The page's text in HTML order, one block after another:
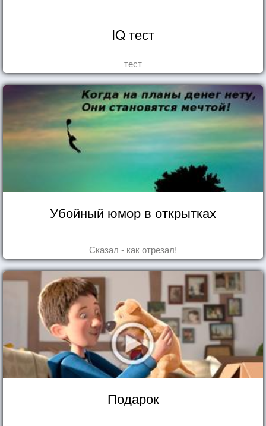
IQ тест
тест
Убойный юмор в открытках
Сказал - как отрезал!
Подарок